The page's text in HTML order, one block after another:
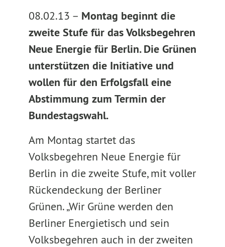
08.02.13 – Montag beginnt die
zweite Stufe für das Volksbegehren
Neue Energie für Berlin. Die Grünen
unterstützen die Initiative und
wollen für den Erfolgsfall eine
Abstimmung zum Termin der
Bundestagswahl.
Am Montag startet das
Volksbegehren Neue Energie für
Berlin in die zweite Stufe, mit voller
Rückendeckung der Berliner
Grünen. „Wir Grüne werden den
Berliner Energietisch und sein
Volksbegehren auch in der zweiten